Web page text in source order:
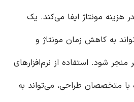
هزینه مونتاژ ایفا می‌کند. یک
به کاهش زمان مونتاژ و
منجر شود. استفاده از نرم‌افزارهای
با متخصصان طراحی، می‌تواند به